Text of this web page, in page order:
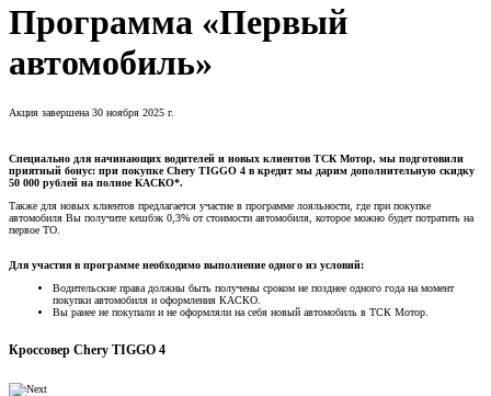
Программа «Первый
автомобиль»
Акция завершена 30 ноября 2025 г.
Специально для начинающих водителей и новых клиентов ТСК Мотор, мы подготовили
приятный бонус: при покупке Chery TIGGO 4 в кредит мы дарим дополнительную скидку
50 000 рублей на полное КАСКО*.
Также для новых клиентов предлагается участие в программе лояльности, где при покупке
автомобиля Вы получите кешбэк 0,3% от стоимости автомобиля, которое можно будет потратить на
первое ТО.
Для участия в программе необходимо выполнение одного из условий:
Водительские права должны быть получены сроком не позднее одного года на момент
покупки автомобиля и оформления КАСКО.
Вы ранее не покупали и не оформляли на себя новый автомобиль в ТСК Мотор.
Кроссовер Chery TIGGO 4